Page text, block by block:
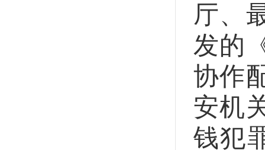
厅、
发的
协作
安机
钱犯